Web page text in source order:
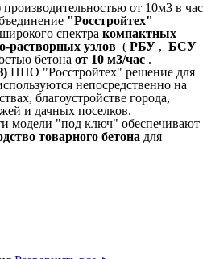
от 10м3 в час
"Росстройтех"
спектра компактных
растворных узлов ( РБУ , БСУ
бетона от 10 м3/час .
НПО "Росстройтех" решение для
непосредственно на
благоустройстве города,
и дачных поселков.
модели "под ключ" обеспечивают
товарного бетона для